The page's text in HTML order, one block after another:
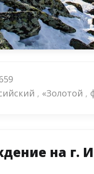
, «Золотой ,
на г.